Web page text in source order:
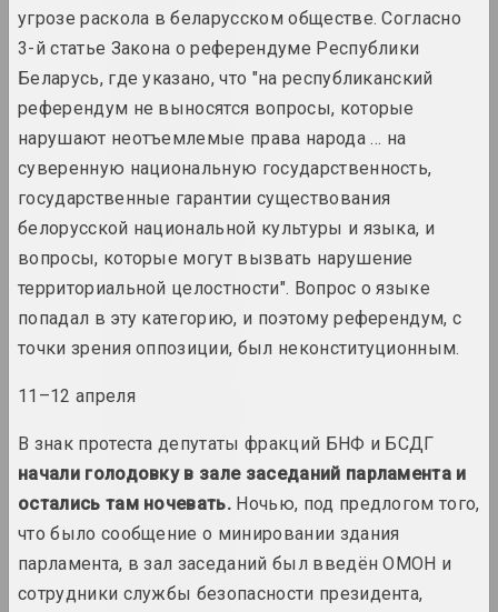
1947 год
вынікі года
1948 год
1952 год
1953 год
вынікі года
1960 год
вынікі года
угрозе раскола в беларусском обществе. Согласно
3-й статье Закона о референдуме Республики
Беларусь, где указано, что "на республиканский
референдум не выносятся вопросы, которые
нарушают неотъемлемые права народа … на
суверенную национальную государственность,
государственные гарантии существования
белорусской национальной культуры и языка, и
вопросы, которые могут вызвать нарушение
территориальной целостности". Вопрос о языке
попадал в эту категорию, и поэтому референдум, с
точки зрения оппозиции, был неконституционным.
11–12 апреля
В знак протеста депутаты фракций БНФ и БСДГ
начали голодовку в зале заседаний парламента и
остались там ночевать. Ночью, под предлогом того,
что было сообщение о минировании здания
парламента, в зал заседаний был введён ОМОН и
сотрудники службы безопасности президента,